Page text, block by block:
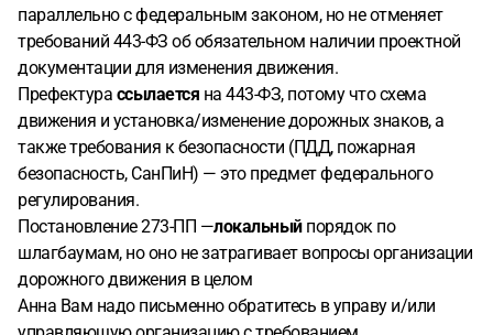
параллельно с федеральным законом, но не отменяет
требований 443-ФЗ об обязательном наличии проектной
документации для изменения движения.
Префектура ссылается на 443-ФЗ, потому что схема
движения и установка/изменение дорожных знаков, а
также требования к безопасности (ПДД, пожарная
безопасность, СанПиН) — это предмет федерального
регулирования.
Постановление 273-ПП —локальныйпорядок по
шлагбаумам, но оно не затрагивает вопросы организации
дорожного движения в целом
Анна Вам надо письменно обратитесь в управу и/или